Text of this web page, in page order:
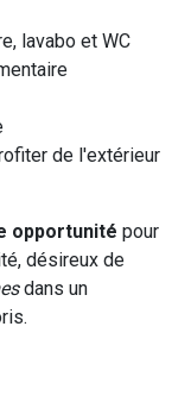
lavabo et WC
de l'extérieur
opportunité pour
désireux de
dans un